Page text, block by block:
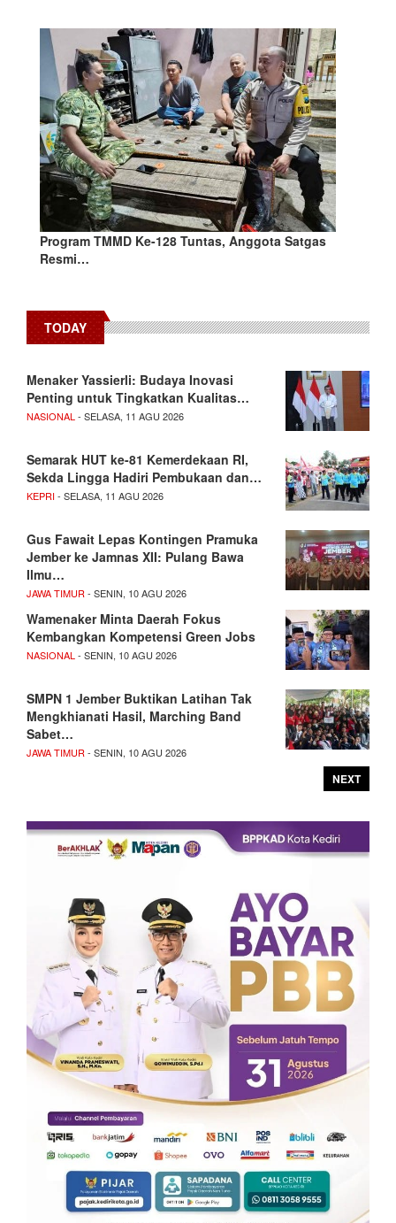
Program TMMD Ke-128 Tuntas, Anggota Satgas
Resmi…
TODAY
Menaker Yassierli: Budaya Inovasi
Penting untuk Tingkatkan Kualitas…
NASIONAL- SELASA, 11 AGU 2026
Semarak HUT ke-81 Kemerdekaan RI,
Sekda Lingga Hadiri Pembukaan dan…
KEPRI- SELASA, 11 AGU 2026
Gus Fawait Lepas Kontingen Pramuka
Jember ke Jamnas XII: Pulang Bawa
Ilmu…
JAWA TIMUR- SENIN, 10 AGU 2026
Wamenaker Minta Daerah Fokus
Kembangkan Kompetensi Green Jobs
NASIONAL- SENIN, 10 AGU 2026
SMPN 1 Jember Buktikan Latihan Tak
Mengkhianati Hasil, Marching Band
Sabet…
JAWA TIMUR- SENIN, 10 AGU 2026
NEXT